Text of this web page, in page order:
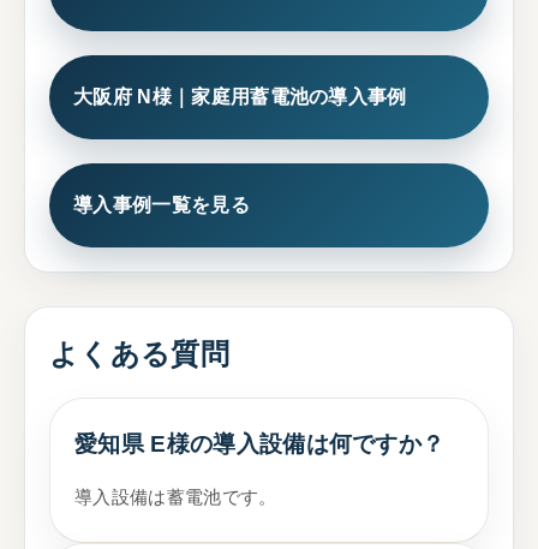
大阪府 N様｜家庭用蓄電池の導入事例
導入事例一覧を見る
よくある質問
愛知県 E様の導入設備は何ですか？
導入設備は蓄電池です。